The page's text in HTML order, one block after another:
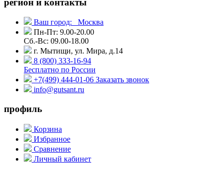
Ваш город:
Москва
Пн-Пт: 9.00-20.00
Сб.-Вс: 09.00-18.00
г. Мытищи, ул. Мира, д.14
8 (800) 333-16-94
Бесплатно по России
+7(499) 444-01-06 Заказать звонок
info@gutsant.ru
профиль
Корзина
Избранное
Сравнение
Личный кабинет